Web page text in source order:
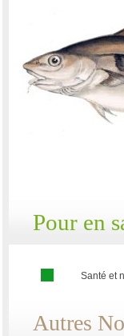
Pour en
Santé et
Autres